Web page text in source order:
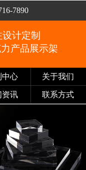
7890
计定制
产品展示架
中心 关于我们
资讯 联系方式